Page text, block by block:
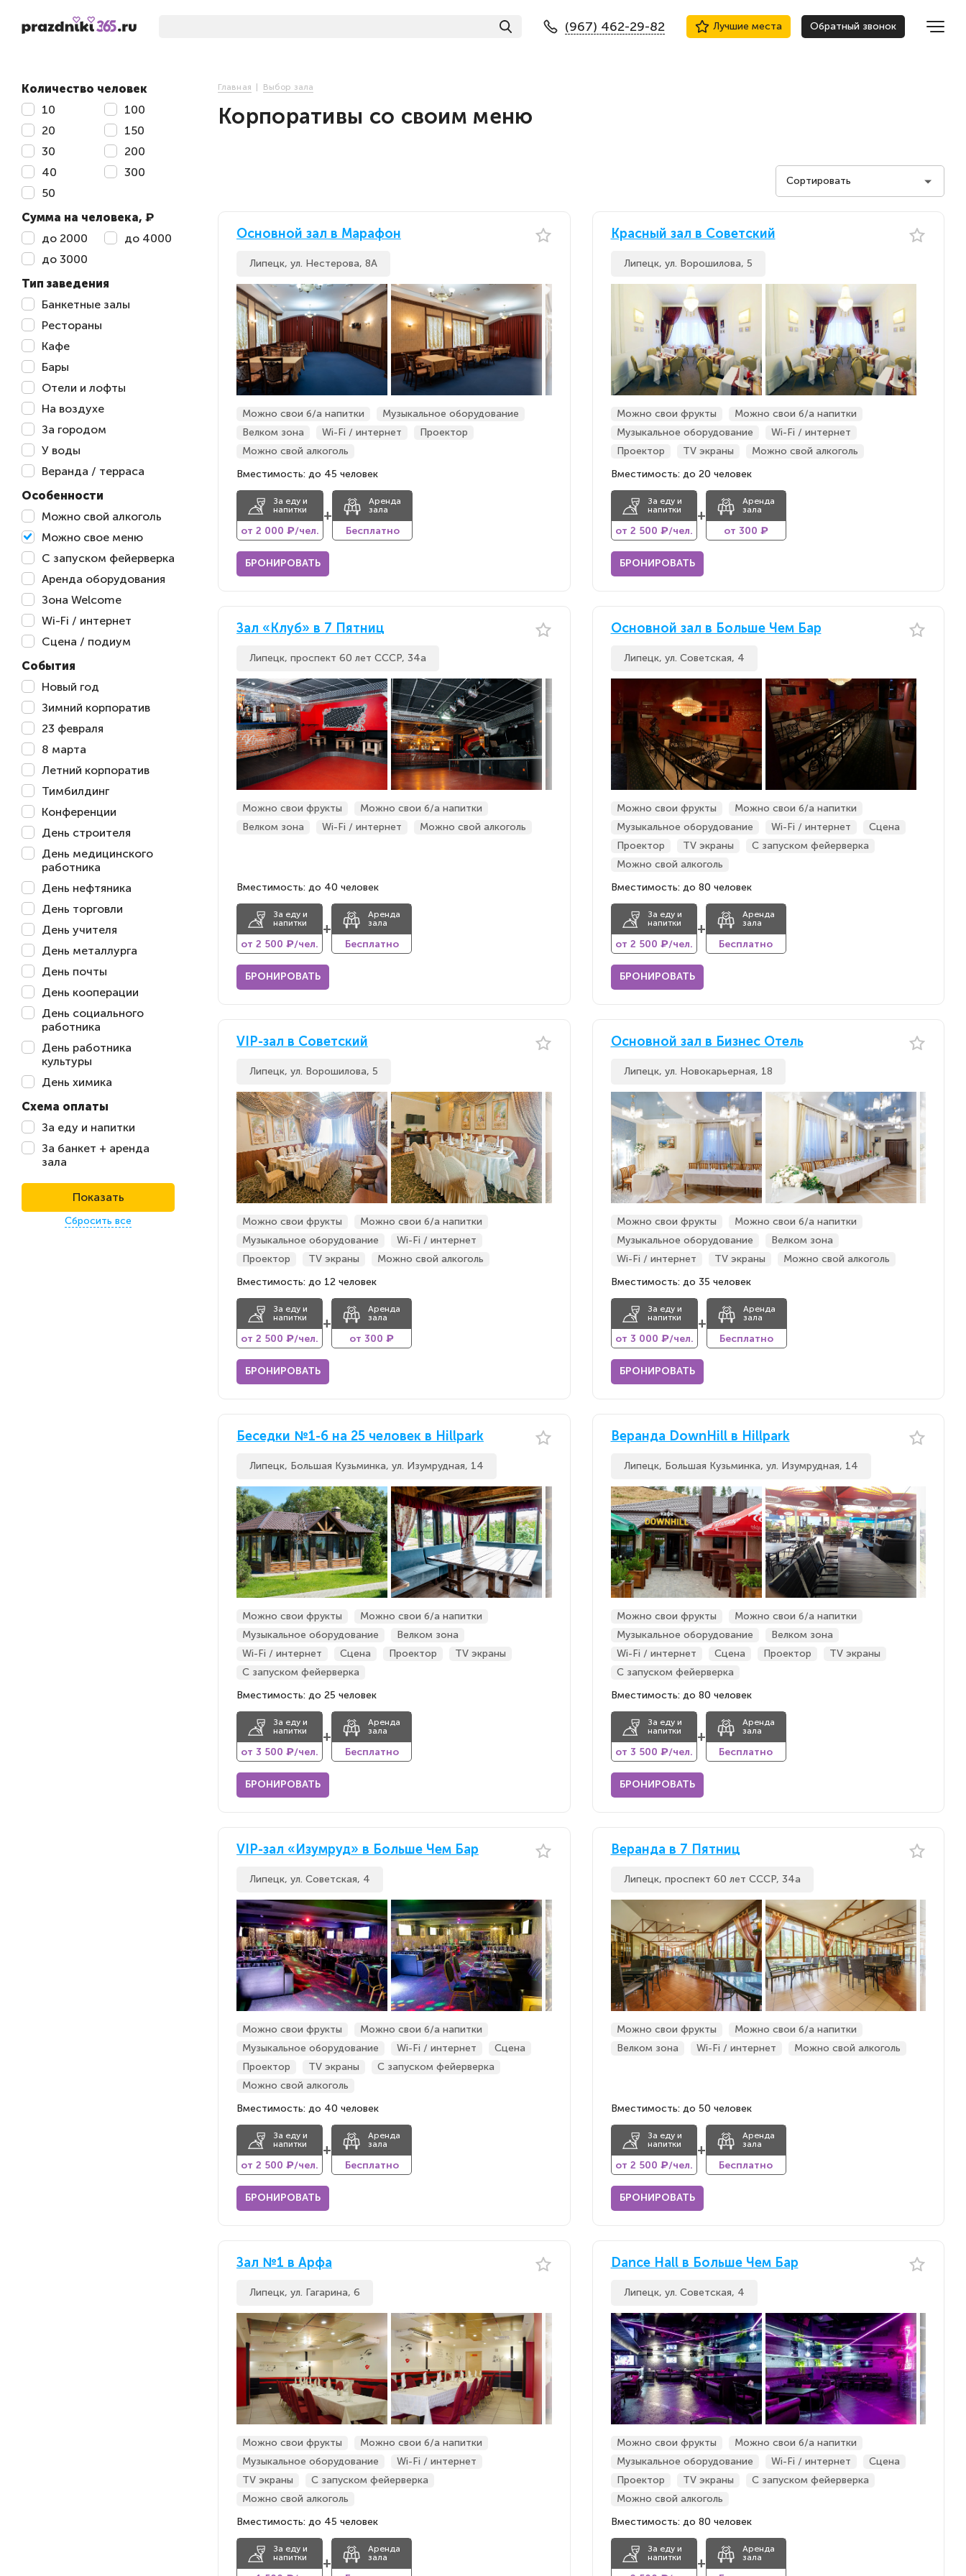
(967) 462-29-82 Лучшие места Обратный звонок
Количество человек
10
20
30
40
50
100
150
200
300
Сумма на человека, ₽
до 2000
до 3000
до 4000
Тип заведения
Банкетные залы
Рестораны
Кафе
Бары
Отели и лофты
На воздухе
За городом
У воды
Веранда / терраса
Особенности
Можно свой алкоголь
Можно свое меню
С запуском фейерверка
Аренда оборудования
Зона Welcome
Wi-Fi / интернет
Сцена / подиум
События
Новый год
Зимний корпоратив
23 февраля
8 марта
Летний корпоратив
Тимбилдинг
Конференции
День строителя
День медицинского
работника
День нефтяника
День торговли
День учителя
День металлурга
День почты
День кооперации
День социального
работника
День работника
культуры
День химика
Схема оплаты
За еду и напитки
За банкет + аренда
зала
Показать
Сбросить все
Главная Выбор зала
Корпоративы со своим меню
Сортировать
По новизне
По новизне
Основной зал в Марафон
Липецк, ул. Нестерова, 8А
Можно свои б/а напитки
Музыкальное оборудование
Велком зона
Wi-Fi / интернет
Проектор
Можно свой алкоголь
Вместимость: до 45 человек
За еду и
напитки
от 2 000 ₽/чел.
+
Аренда
зала
Бесплатно
БРОНИРОВАТЬ
Красный зал в Советский
Липецк, ул. Ворошилова, 5
Можно свои фрукты
Можно свои б/а напитки
Музыкальное оборудование
Wi-Fi / интернет
Проектор
TV экраны
Можно свой алкоголь
Вместимость: до 20 человек
За еду и
напитки
от 2 500 ₽/чел.
+
Аренда
зала
от 300 ₽
БРОНИРОВАТЬ
Зал «Клуб» в 7 Пятниц
Липецк, проспект 60 лет СССР, 34а
Можно свои фрукты
Можно свои б/а напитки
Велком зона
Wi-Fi / интернет Можно свой алкоголь
Вместимость: до 40 человек
За еду и
напитки
от 2 500 ₽/чел.
+
Аренда
зала
Бесплатно
БРОНИРОВАТЬ
Основной зал в Больше Чем Бар
Липецк, ул. Советская, 4
Можно свои фрукты
Можно свои б/а напитки
Музыкальное оборудование
Wi-Fi / интернет
Сцена
Проектор
TV экраны
С запуском фейерверка
Можно свой алкоголь
Вместимость: до 80 человек
За еду и
напитки
от 2 500 ₽/чел.
+
Аренда
зала
Бесплатно
БРОНИРОВАТЬ
VIP-зал в Советский
Липецк, ул. Ворошилова, 5
Можно свои фрукты
Можно свои б/а напитки
Музыкальное оборудование
Wi-Fi / интернет
Проектор
TV экраны
Можно свой алкоголь
Вместимость: до 12 человек
За еду и
напитки
от 2 500 ₽/чел.
+
Аренда
зала
от 300 ₽
БРОНИРОВАТЬ
Основной зал в Бизнес Отель
Липецк, ул. Новокарьерная, 18
Можно свои фрукты
Можно свои б/а напитки
Музыкальное оборудование
Велком зона
Wi-Fi / интернет
TV экраны
Можно свой алкоголь
Вместимость: до 35 человек
За еду и
напитки
от 3 000 ₽/чел.
+
Аренда
зала
Бесплатно
БРОНИРОВАТЬ
Беседки №1-6 на 25 человек в Hillpark
Липецк, Большая Кузьминка, ул. Изумрудная, 14
Можно свои фрукты
Можно свои б/а напитки
Музыкальное оборудование
Велком зона
Wi-Fi / интернет
Сцена Проектор
TV экраны
С запуском фейерверка
Вместимость: до 25 человек
За еду и
напитки
от 3 500 ₽/чел.
+
Аренда
зала
Бесплатно
БРОНИРОВАТЬ
Веранда DownHill в Hillpark
Липецк, Большая Кузьминка, ул. Изумрудная, 14
Можно свои фрукты
Можно свои б/а напитки
Музыкальное оборудование
Велком зона
Wi-Fi / интернет
Сцена Проектор
TV экраны
С запуском фейерверка
Вместимость: до 80 человек
За еду и
напитки
от 3 500 ₽/чел.
+
Аренда
зала
Бесплатно
БРОНИРОВАТЬ
VIP-зал «Изумруд» в Больше Чем Бар
Липецк, ул. Советская, 4
Можно свои фрукты
Можно свои б/а напитки
Музыкальное оборудование
Wi-Fi / интернет
Сцена
Проектор
TV экраны
С запуском фейерверка
Можно свой алкоголь
Вместимость: до 40 человек
За еду и
напитки
от 2 500 ₽/чел.
+
Аренда
зала
Бесплатно
БРОНИРОВАТЬ
Веранда в 7 Пятниц
Липецк, проспект 60 лет СССР, 34а
Можно свои фрукты
Можно свои б/а напитки
Велком зона
Wi-Fi / интернет Можно свой алкоголь
Вместимость: до 50 человек
За еду и
напитки
от 2 500 ₽/чел.
+
Аренда
зала
Бесплатно
БРОНИРОВАТЬ
Зал №1 в Арфа
Липецк, ул. Гагарина, 6
Можно свои фрукты
Можно свои б/а напитки
Музыкальное оборудование
Wi-Fi / интернет
TV экраны
С запуском фейерверка
Можно свой алкоголь
Вместимость: до 45 человек
За еду и
напитки
+
Аренда
зала
Dance Hall в Больше Чем Бар
Липецк, ул. Советская, 4
Можно свои фрукты
Можно свои б/а напитки
Музыкальное оборудование
Wi-Fi / интернет
Сцена
Проектор
TV экраны
С запуском фейерверка
Можно свой алкоголь
Вместимость: до 80 человек
За еду и
напитки
+
Аренда
зала